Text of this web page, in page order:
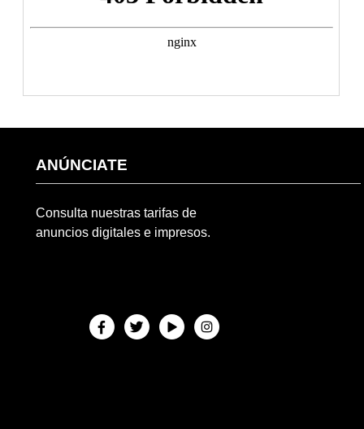
ANÚNCIATE
Consulta nuestras tarifas de
anuncios digitales e impresos.